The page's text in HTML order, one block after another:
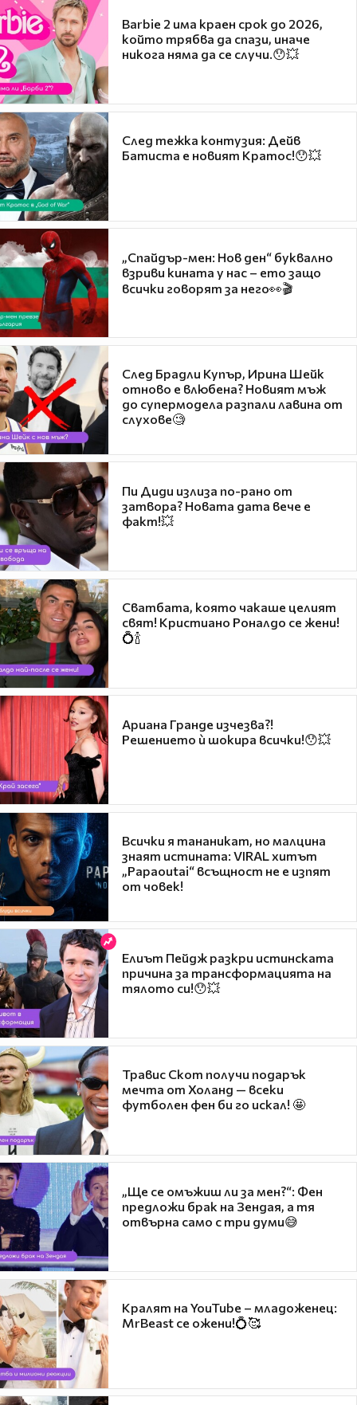
Barbie 2 има краен срок до 2026,
който трябва да спази, иначе
никога няма да се случи.😯💥
След тежка контузия: Дейв
Батиста е новият Кратос!😯💥
„Спайдър-мен: Нов ден“ буквално
взриви кината у нас – ето защо
всички говорят за него👀🎬
След Брадли Купър, Ирина Шейк
отново е влюбена? Новият мъж
до супермодела разпали лавина от
слухове🧐
Пи Диди излиза по-рано от
затвора? Новата дата вече е
факт!💥
Сватбата, която чакаше целият
свят! Кристиано Роналдо се жени!
💍🍾
Ариана Гранде изчезва?!
Решението ѝ шокира всички!😯💥
Всички я тананикат, но малцина
знаят истината: VIRAL хитът
„Papaoutai“ всъщност не е изпят
от човек!
Елиът Пейдж разкри истинската
причина за трансформацията на
тялото си!😯💥
Травис Скот получи подарък
мечта от Холанд — всеки
футболен фен би го искал! 🤩
„Ще се омъжиш ли за мен?“: Фен
предложи брак на Зендая, а тя
отвърна само с три думи😅
Кралят на YouTube – младоженец:
MrBeast се ожени!💍🥰